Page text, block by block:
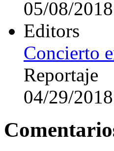
05/08/
Editors
Concierto
Reportaje
04/29/